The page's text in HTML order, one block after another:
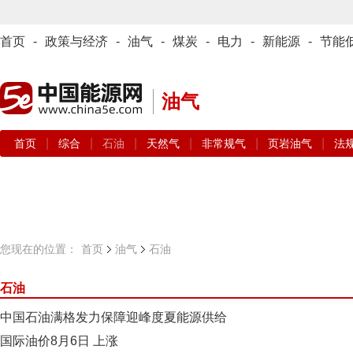
首页 - 政策与经济 - 油气 - 煤炭 - 电力 - 新能源 - 节能
油气
首页 综合 石油 天然气 非常规气 页岩油气 法
您现在的位置： 首页 油气 石油
石油
中国石油满格发力保障迎峰度夏能源供给
国际油价8月6日 上涨